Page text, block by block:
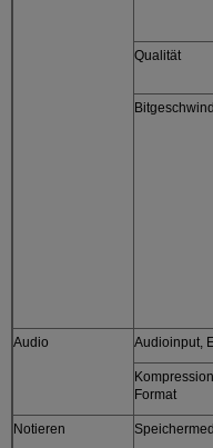
Qualität
Audio Audioinput,
Format
Notieren